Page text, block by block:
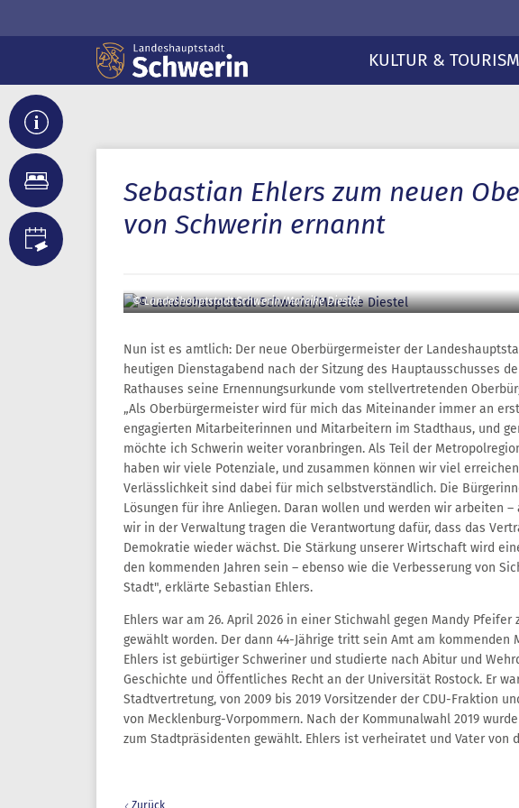
KULTUR &
Sebastian Ehlers zum neuen
von Schwerin ernannt
© Landeshauptstadt Schwerin/Mareike Diestel
Nun ist es amtlich: Der neue Oberbürgermeister der
heutigen Dienstagabend nach der Sitzung des Hauptausschusses
Rathauses seine Ernennungsurkunde vom stellvertretenden
„Als Oberbürgermeister wird für mich das Miteinander immer an
engagierten Mitarbeiterinnen und Mitarbeitern im Stadthaus, und
möchte ich Schwerin weiter voranbringen. Als Teil der
haben wir viele Potenziale, und zusammen können wir viel
Verlässlichkeit sind dabei für mich selbstverständlich. Die
Lösungen für ihre Anliegen. Daran wollen und werden wir arbeiten –
wir in der Verwaltung tragen die Verantwortung dafür, dass das
Demokratie wieder wächst. Die Stärkung unserer Wirtschaft wird
den kommenden Jahren sein – ebenso wie die Verbesserung von
Stadt", erklärte Sebastian Ehlers.
Ehlers war am 26. April 2026 in einer Stichwahl gegen Mandy
gewählt worden. Der dann 44-Jährige tritt sein Amt am kommenden
Ehlers ist gebürtiger Schweriner und studierte nach Abitur und
Geschichte und Öffentliches Recht an der Universität Rostock. Er
Stadtvertretung, von 2009 bis 2019 Vorsitzender der CDU-Fraktion
von Mecklenburg-Vorpommern. Nach der Kommunalwahl 2019
zum Stadtpräsidenten gewählt. Ehlers ist verheiratet und Vater von